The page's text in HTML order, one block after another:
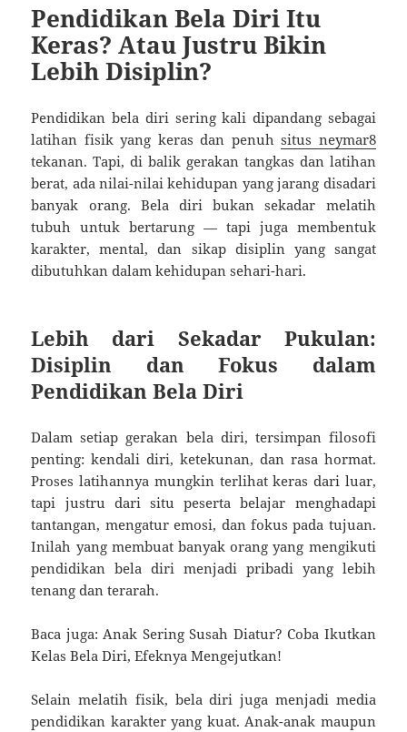
Pendidikan Bela Diri Itu
Keras? Atau Justru Bikin
Lebih Disiplin?
Pendidikan bela diri sering kali dipandang sebagai
latihan fisik yang keras dan penuhsitus neymar8
tekanan. Tapi, di balik gerakan tangkas dan latihan
berat, ada nilai-nilai kehidupan yang jarang disadari
banyak orang. Bela diri bukan sekadar melatih
tubuh untuk bertarung — tapi juga membentuk
karakter, mental, dan sikap disiplin yang sangat
dibutuhkan dalam kehidupan sehari-hari.
Lebih dari Sekadar Pukulan:
Disiplin dan Fokus dalam
Pendidikan Bela Diri
Dalam setiap gerakan bela diri, tersimpan filosofi
penting: kendali diri, ketekunan, dan rasa hormat.
Proses latihannya mungkin terlihat keras dari luar,
tapi justru dari situ peserta belajar menghadapi
tantangan, mengatur emosi, dan fokus pada tujuan.
Inilah yang membuat banyak orang yang mengikuti
pendidikan bela diri menjadi pribadi yang lebih
tenang dan terarah.
Baca juga: Anak Sering Susah Diatur? Coba Ikutkan
Kelas Bela Diri, Efeknya Mengejutkan!
Selain melatih fisik, bela diri juga menjadi media
pendidikan karakter yang kuat. Anak-anak maupun